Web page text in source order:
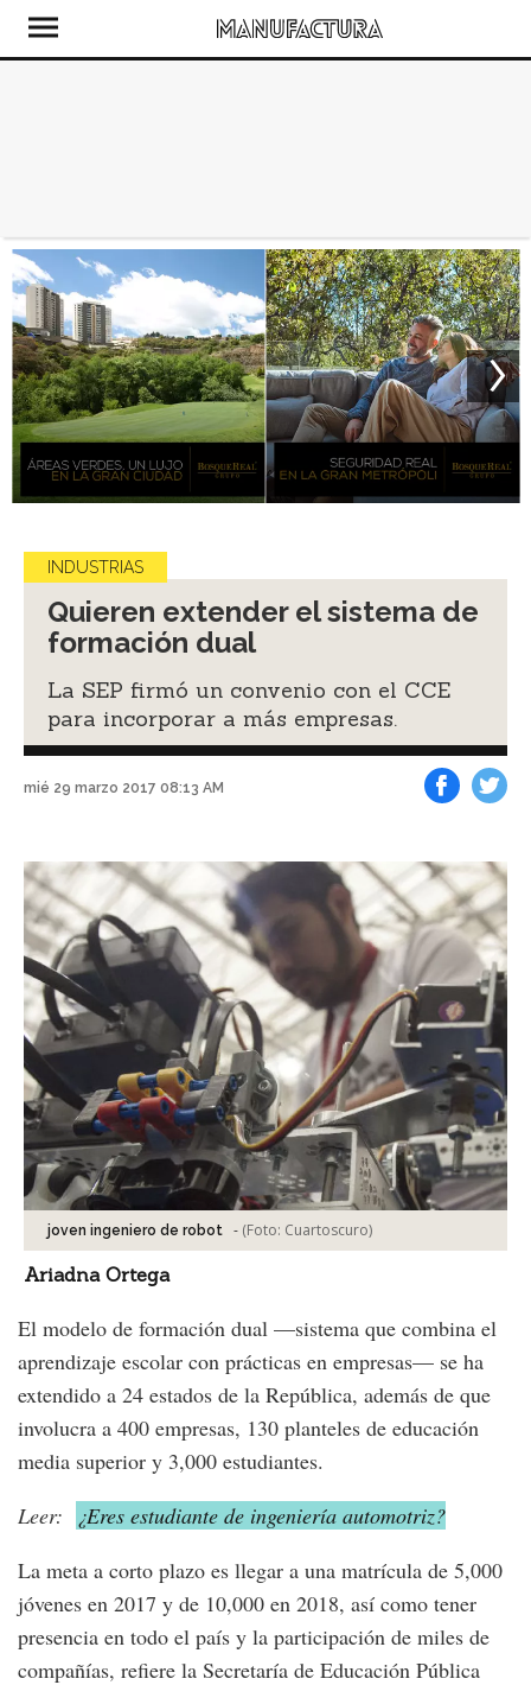
INDUSTRIAS
Quieren extender el sistema de
formación dual
La SEP firmó un convenio con el CCE
para incorporar a más empresas.
mié 29 marzo 2017 08:13 AM
joven ingeniero de robot - (Foto: Cuartoscuro)
Ariadna Ortega
El modelo de formación dual —sistema que combina el
aprendizaje escolar con prácticas en empresas— se ha
extendido a 24 estados de la República, además de que
involucra a 400 empresas, 130 planteles de educación
media superior y 3,000 estudiantes.
Leer:
¿Eres estudiante de ingeniería automotriz?
La meta a corto plazo es llegar a una matrícula de 5,000
jóvenes en 2017 y de 10,000 en 2018, así como tener
presencia en todo el país y la participación de miles de
compañías, refiere la Secretaría de Educación Pública